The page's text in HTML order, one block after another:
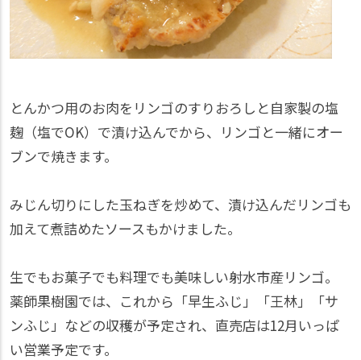
とんかつ用のお肉をリンゴのすりおろしと自家製の塩
麹（塩でOK）で漬け込んでから、リンゴと一緒にオー
ブンで焼きます。
みじん切りにした玉ねぎを炒めて、漬け込んだリンゴも
加えて煮詰めたソースもかけました。
生でもお菓子でも料理でも美味しい射水市産リンゴ。
薬師果樹園では、これから「早生ふじ」「王林」「サ
ンふじ」などの収穫が予定され、直売店は12月いっぱ
い営業予定です。